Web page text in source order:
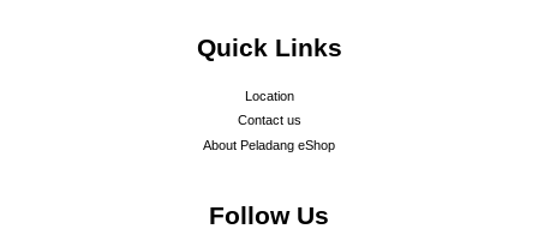
Quick Links
Location
Contact us
About Peladang eShop
Follow Us